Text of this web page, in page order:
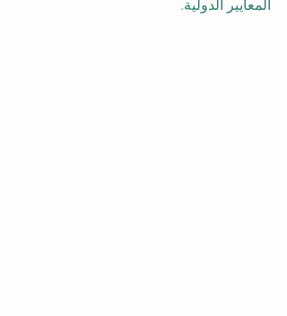
المعايير الدولية.